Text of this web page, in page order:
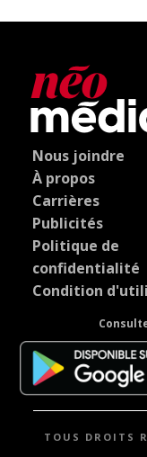
Nous joindre
À propos
Carrières
Publicités
Politique de
confidentialité
Condition
TOUS DROITS